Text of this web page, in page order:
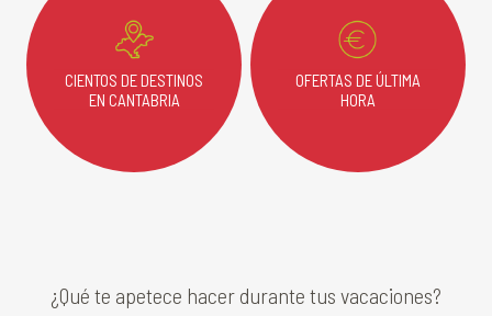
CIENTOS DE DESTINOS
EN CANTABRIA
OFERTAS DE ÚLTIMA
HORA
¿Qué te apetece hacer durante tus vacaciones?